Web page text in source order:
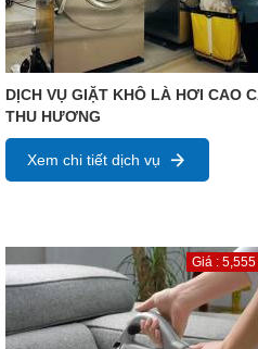
DỊCH VỤ GIẶT KHÔ LÀ HƠI CAO
THU HƯƠNG
Xem chi tiết dịch vụ
Giá :